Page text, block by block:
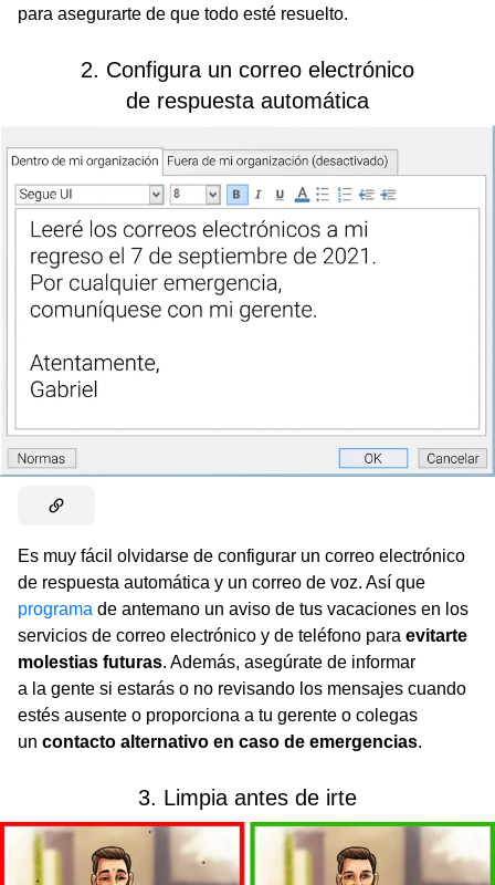
para asegurarte de que todo esté resuelto.
2. Configura un correo electrónico
de respuesta automática
Es muy fácil olvidarse de configurar un correo electrónico
de respuesta automática y un correo de voz. Así que
programa de antemano un aviso de tus vacaciones en los
servicios de correo electrónico y de teléfono para evitarte
molestias futuras. Además, asegúrate de informar
a la gente si estarás o no revisando los mensajes cuando
estés ausente o proporciona a tu gerente o colegas
un contacto alternativo en caso de emergencias.
3. Limpia antes de irte